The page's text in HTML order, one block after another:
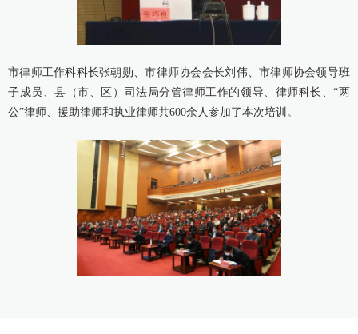
市律师工作科科长张朝勋、市律师协会会长刘伟、市律师协会领导班
子成员、县（市、区）司法局分管律师工作的领导、律师科长、“两
公”律师、援助律师和执业律师共600余人参加了本次培训。